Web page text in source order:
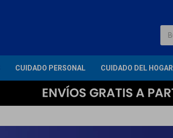
CUIDADO PERSONAL CUIDADO DEL HOGAR